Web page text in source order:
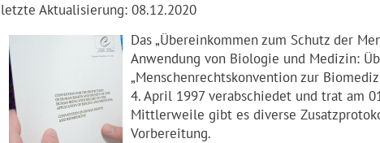
letzte Aktualisierung: 08.12.2020
Das „Übereinkommen zum Schutz der
Anwendung von Biologie und Medizin:
„Menschenrechtskonvention zur
4. April 1997 verabschiedet und trat am
Mittlerweile gibt es diverse
Vorbereitung.